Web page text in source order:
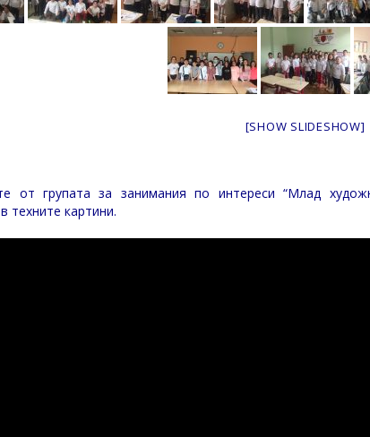
[SHOW SLIDESHOW]
от групата за занимания по интереси “Млад
техните картини.